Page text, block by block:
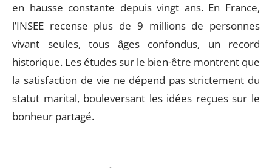
en hausse constante depuis vingt ans. En France,
l’INSEE recense plus de 9 millions de personnes
vivant seules, tous âges confondus, un record
historique. Les études sur le bien-être montrent que
la satisfaction de vie ne dépend pas strictement du
statut marital, bouleversant les idées reçues sur le
bonheur partagé.